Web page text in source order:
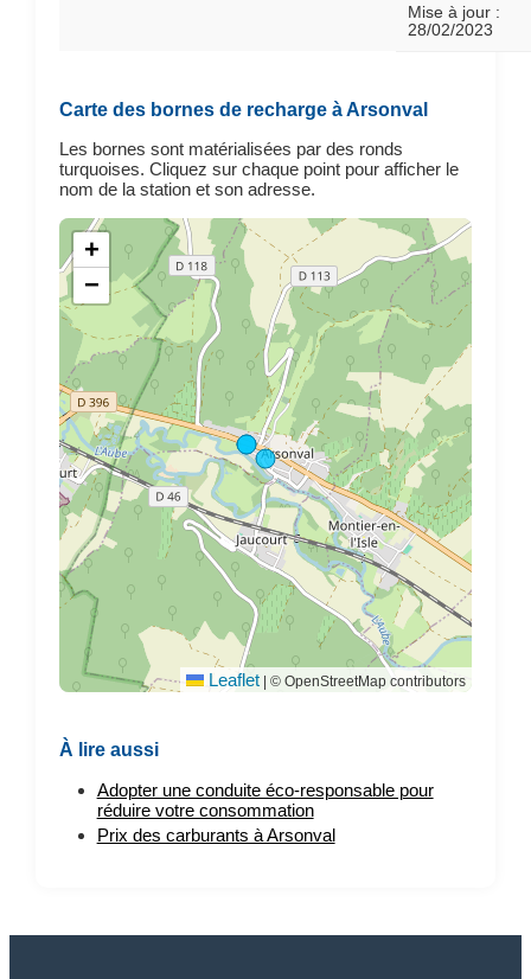
Mise à jour :
28/02/2023
Carte des bornes de recharge à Arsonval
Les bornes sont matérialisées par des ronds
turquoises. Cliquez sur chaque point pour afficher le
nom de la station et son adresse.
+
−
Leaflet | © OpenStreetMap contributors
À lire aussi
Adopter une conduite éco-responsable pour
réduire votre consommation
Prix des carburants à Arsonval